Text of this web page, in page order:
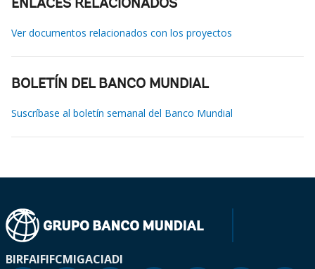
ENLACES RELACIONADOS
Ver documentos relacionados con los proyectos
BOLETÍN DEL BANCO MUNDIAL
Suscríbase al boletín semanal del Banco Mundial
BIRFAIFIFCMIGACIADI